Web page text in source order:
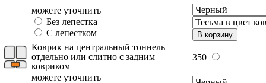
можете уточнить
Без лепестка
С лепестком
В корзину
Коврик на центральный тоннель
отдельно или слитно с задним
ковриком
350
можете уточнить